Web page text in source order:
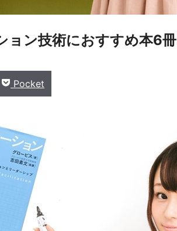
ン技術におすすめ本6冊
Share
on
Pocket